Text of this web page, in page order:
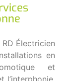
Électricien
en
et